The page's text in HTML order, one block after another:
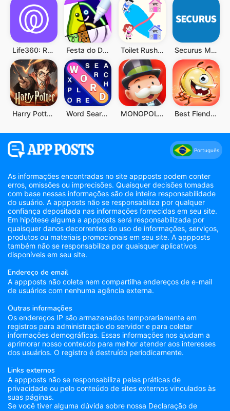
Life360: Rastreador de Celular Festa do Desenho Toilet Rush Race: Draw Puzzle Securus Mobile
Harry Potter: Desperta a Magia Word Search Explorer MONOPOLY GO! Best Fiends - Combinações
Português
As informações encontradas no site appposts podem conter
erros, omissões ou imprecisões. Quaisquer decisões tomadas
com base nessas informações são de inteira responsabilidade
do usuário. A appposts não se responsabiliza por qualquer
confiança depositada nas informações fornecidas em seu site.
Em hipótese alguma a appposts será responsabilizada por
quaisquer danos decorrentes do uso de informações, serviços,
produtos ou materiais promocionais em seu site. A appposts
também não se responsabiliza por quaisquer aplicativos
disponíveis em seu site.
Endereço de email
A appposts não coleta nem compartilha endereços de e-mail
de usuários com nenhuma agência externa.
Outras informações
Os endereços IP são armazenados temporariamente em
registros para administração do servidor e para coletar
informações demográficas. Essas informações nos ajudam a
aprimorar nosso conteúdo para melhor atender aos interesses
dos usuários. O registro é destruído periodicamente.
Links externos
A appposts não se responsabiliza pelas práticas de
privacidade ou pelo conteúdo de sites externos vinculados às
suas páginas.
Se você tiver alguma dúvida sobre nossa Declaração de